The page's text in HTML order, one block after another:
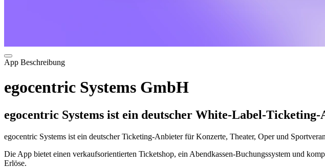
App Beschreibung
egocentric Systems GmbH
egocentric Systems ist ein deutscher White-Label-
egocentric Systems ist ein deutscher Ticketing-Anbieter für Konzerte, Theater, Oper und
Die App bietet einen verkaufsorientierten Ticketshop, ein Abendkassen-Buchungssystem und
Erlöse.